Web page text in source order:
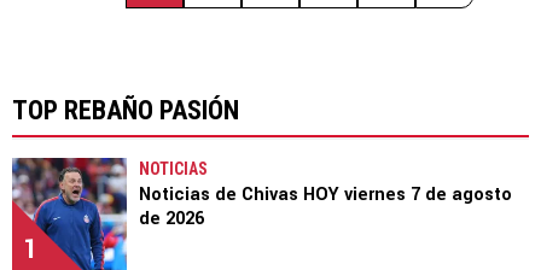
TOP REBAÑO PASIÓN
1
NOTICIAS
Noticias de Chivas HOY viernes 7 de agosto
de 2026